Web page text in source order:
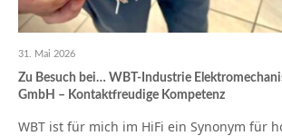
31. Mai 2026
Zu Besuch bei… WBT-Industrie
GmbH – Kontaktfreudige Kompetenz
WBT ist für mich im HiFi ein Synonym für